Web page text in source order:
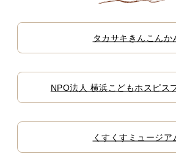
タカサキきんこんか
NPO法人 横浜こどもホスピス
くすくすミュージア